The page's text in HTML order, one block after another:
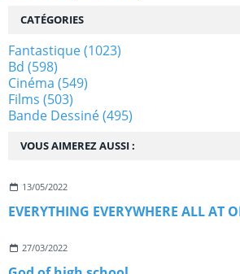
VOUS AIMEREZ AUSSI :
13/05/2022
EVERYTHING EVERYWHERE ALL AT
27/03/2022
CATÉGORIES
Fantastique(1023)
Bd (598)
Cinéma (549)
Films (503)
Bande Dessiné(495)